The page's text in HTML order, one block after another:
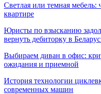
Светлая или темная мебель:
квартире
Юристы по взысканию
вернуть дебиторку в
Выбираем диван в офис:
ожидания и приемной
История технологии
современных машин